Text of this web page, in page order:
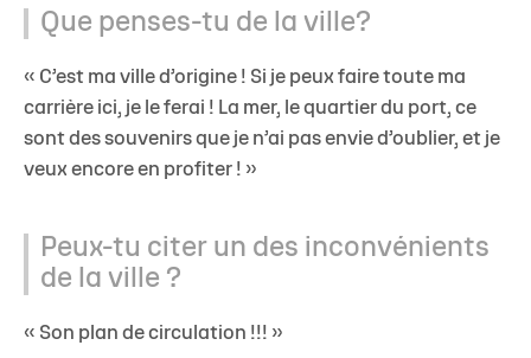
Que penses-tu de la ville?
« C’est ma ville d’origine ! Si je peux faire toute ma
carrière ici, je le ferai ! La mer, le quartier du port, ce
sont des souvenirs que je n’ai pas envie d’oublier, et je
veux encore en profiter ! »
Peux-tu citer un des inconvénients
de la ville ?
« Son plan de circulation !!! »